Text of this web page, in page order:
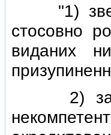
"1)
стосовно
виданих
2) за